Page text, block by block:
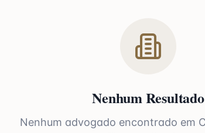
Nenhum Resultado
Nenhum advogado encontrado em